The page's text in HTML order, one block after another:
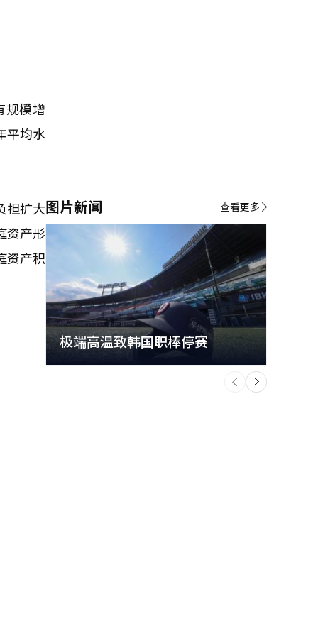
规模增
平均水
担扩大
资产形
资产积
图片新闻
极端高温致韩国职棒停赛
下
一
个
查看更多